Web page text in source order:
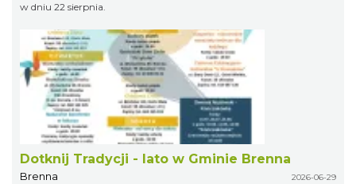
w dniu 22 sierpnia.
Dotknij Tradycji - lato w Gminie Brenna
Brenna 2026-06-29